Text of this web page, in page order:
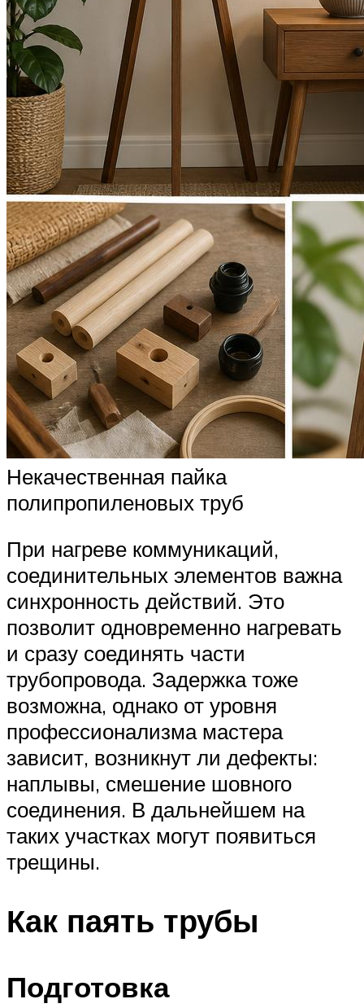
Некачественная пайка
полипропиленовых труб
При нагреве коммуникаций,
соединительных элементов важна
синхронность действий. Это
позволит одновременно нагревать
и сразу соединять части
трубопровода. Задержка тоже
возможна, однако от уровня
профессионализма мастера
зависит, возникнут ли дефекты:
наплывы, смешение шовного
соединения. В дальнейшем на
таких участках могут появиться
трещины.
Как паять трубы
Подготовка